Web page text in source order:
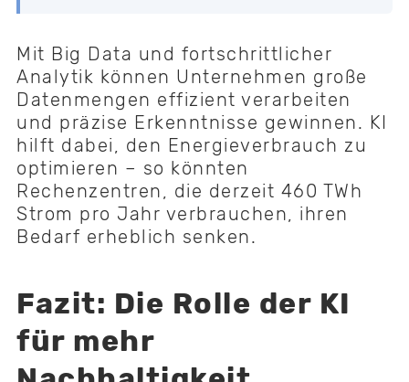
Mit Big Data und fortschrittlicher
Analytik können Unternehmen große
Datenmengen effizient verarbeiten
und präzise Erkenntnisse gewinnen. KI
hilft dabei, den Energieverbrauch zu
optimieren – so könnten
Rechenzentren, die derzeit 460 TWh
Strom pro Jahr verbrauchen, ihren
Bedarf erheblich senken.
Fazit: Die Rolle der KI
für mehr